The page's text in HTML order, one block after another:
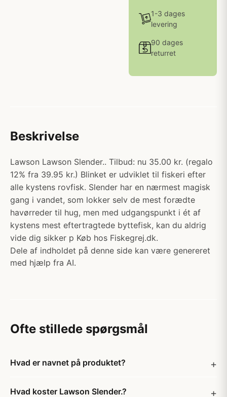
1-3 dages
levering
90 dages
returret
Beskrivelse
Lawson Lawson Slender.. Tilbud: nu 35.00 kr. (regalo
12% fra 39.95 kr.) Blinket er udviklet til fiskeri efter
alle kystens rovfisk. Slender har en nærmest magisk
gang i vandet, som lokker selv de mest forædte
havørreder til hug, men med udgangspunkt i ét af
kystens mest eftertragtede byttefisk, kan du aldrig
vide dig sikker p Køb hos Fiskegrej.dk.
Dele af indholdet på denne side kan være genereret
med hjælp fra AI.
Ofte stillede spørgsmål
Hvad er navnet på produktet?
Hvad koster Lawson Slender.?